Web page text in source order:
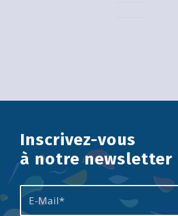
Inscrivez-vous
à notre newsletter